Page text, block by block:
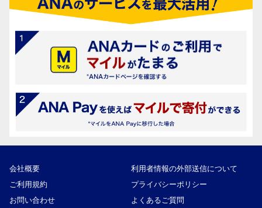
会社概要
利用者情報の外部送信について
ご利用規約
プライバシーポリシー
お問い合わせ
よくあるご質問